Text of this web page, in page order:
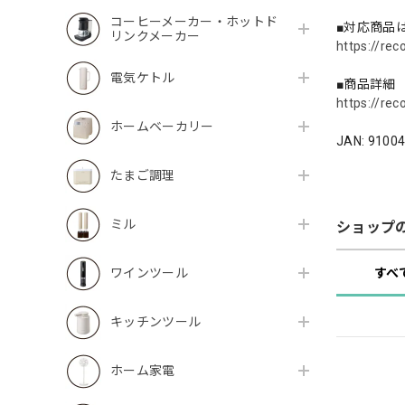
コーヒーメーカー・ホットド
リンクメーカー
電気ケトル
ホームベーカリー
たまご調理
ミル
ワインツール
キッチンツール
ホーム家電
■対応商品
https://
■商品詳細
https://
JAN:
ショップ
すべ